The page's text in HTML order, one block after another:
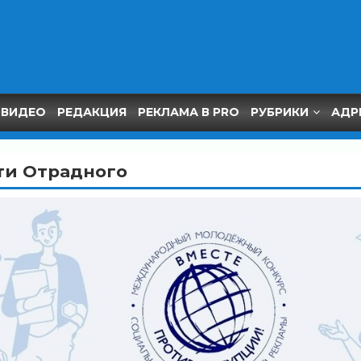
ВИДЕО РЕДАКЦИЯ РЕКЛАМА В PRO РУБРИКИ
Отрадного